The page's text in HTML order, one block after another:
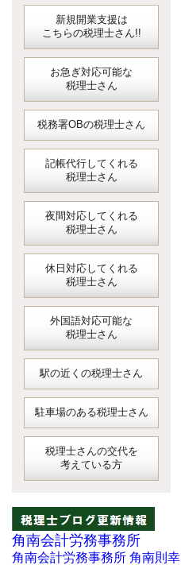
新規開業支援は
こちらの税理士さん!!
お急ぎ対応可能な
税理士さん
税務署OBの税理士さん
記帳代行してくれる
税理士さん
夜間対応してくれる
税理士さん
休日対応してくれる
税理士さん
外国語対応可能な
税理士さん
駅の近くの税理士さん
駐車場のある税理士さん
税理士さんの交代を
考えている方
角南会計労務事務所
角南会計労務事務所 角南則幸